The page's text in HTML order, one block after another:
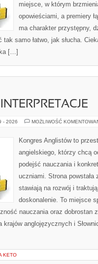
miejsce, w którym
opowieściami, a premiery
ma charakter przystępny,
samo łatwo, jak słucha.
[…]
- 2026 MOŻLIWOŚĆ
Kongres Anglistów to
angielskiego, którzy chcą
podejść nauczania i
uczniami. Strona
stawiają na rozwój i
doskonalenie. To miejsce
nauczania oraz dobrostan
anglojęzycznych i
KETO